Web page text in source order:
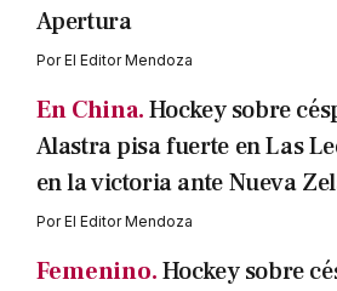
Apertura
PorEl Editor Mendoza
En China.Hockey sobre
Alastra pisa fuerte en Las
en la victoria ante Nueva
PorEl Editor Mendoza
Femenino.Hockey sobre